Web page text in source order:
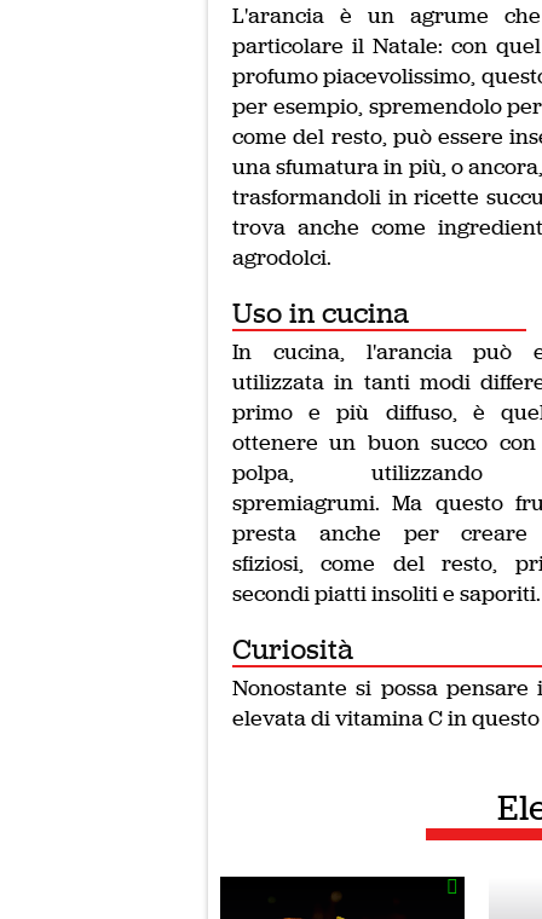
L'arancia è un agrume
particolare il Natale: con
profumo piacevolissimo,
per esempio, spremendolo
come del resto, può essere
una sfumatura in più, o
trasformandoli in ricette
trova anche come
agrodolci.
Uso in cucina
In cucina, l'arancia può
utilizzata in tanti modi
primo e più diffuso, è
ottenere un buon succo
polpa, utilizzando
spremiagrumi. Ma questo
presta anche per creare
sfiziosi, come del resto,
secondi piatti insoliti e saporiti.
Curiosità
Nonostante si possa
elevata di vitamina C in